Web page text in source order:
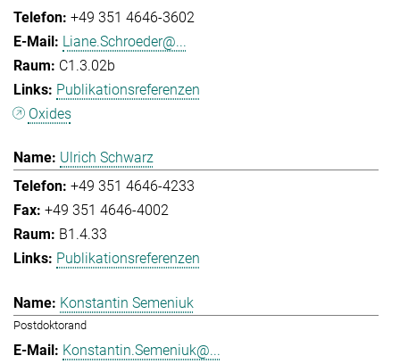
+49 351 4646-3602
Liane.Schroeder@...
C1.3.02b
Publikationsreferenzen
Oxides
Ulrich Schwarz
+49 351 4646-4233
+49 351 4646-4002
B1.4.33
Publikationsreferenzen
Konstantin Semeniuk
Postdoktorand
Konstantin.Semeniuk@...